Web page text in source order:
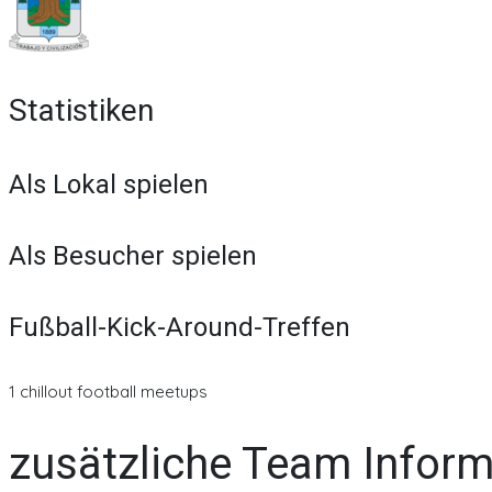
Statistiken
Als Lokal spielen
Als Besucher spielen
Fußball-Kick-Around-Treffen
1 chillout football meetups
zusätzliche Team